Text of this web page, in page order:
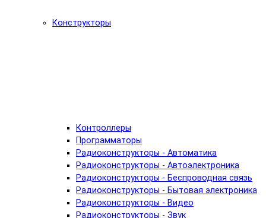
Конструкторы
Контроллеры
Программаторы
Радиоконструкторы - Автоматика
Радиоконструкторы - Автоэлектроника
Радиоконструкторы - Беспроводная связь
Радиоконструкторы - Бытовая электроника
Радиоконструкторы - Видео
Радиоконструкторы - Звук